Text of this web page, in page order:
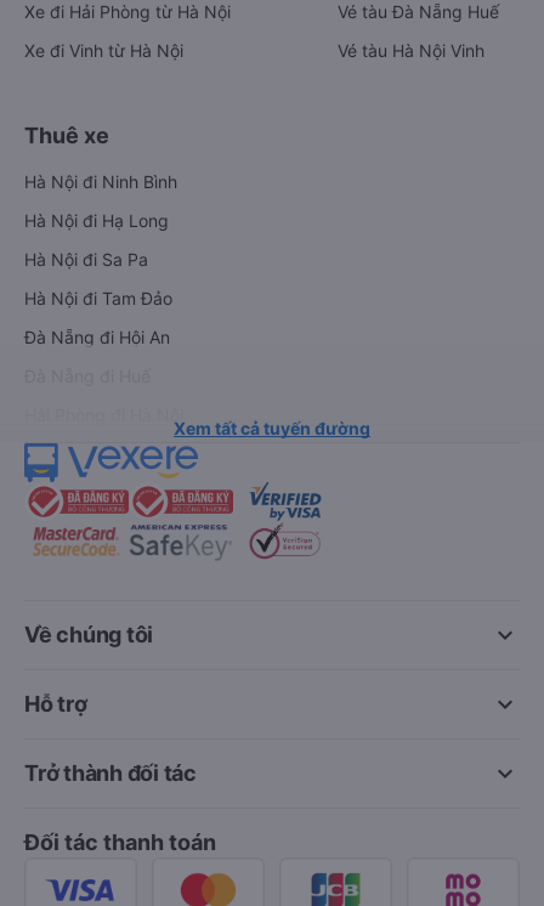
Xe đi Hải Phòng từ Hà Nội
Xe đi Vinh từ Hà Nội
Vé tàu Đà Nẵng Huế
Vé tàu Hà Nội Vinh
Thuê xe
Hà Nội đi Ninh Bình
Hà Nội đi Hạ Long
Hà Nội đi Sa Pa
Hà Nội đi Tam Đảo
Đà Nẵng đi Hội An
Xem tất cả tuyến đường
keyboard_arrow_down
Về chúng tôi
keyboard_arrow_down
Hỗ trợ
keyboard_arrow_down
Trở thành đối tác
Đối tác thanh toán